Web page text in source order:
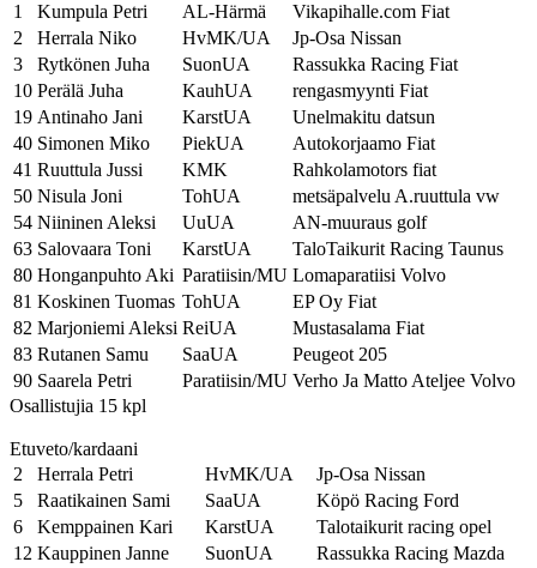
1
Kumpula Petri AL-Härmä
Vikapihalle.com Fiat
2
Herrala Niko HvMK/UA
Jp-Osa Nissan
3
Rytkönen Juha SuonUA
Rassukka Racing Fiat
10 Perälä Juha KauhUA
rengasmyynti Fiat
19 Antinaho Jani KarstUA
Unelmakitu datsun
40 Simonen Miko PiekUA
Autokorjaamo Fiat
41 Ruuttula Jussi KMK
Rahkolamotors fiat
50 Nisula Joni TohUA
metsäpalvelu A.ruuttula vw
54 Niininen Aleksi UuUA
AN-muuraus golf
63 Salovaara Toni KarstUA
TaloTaikurit Racing Taunus
80 Honganpuhto Aki Paratiisin/MU Lomaparatiisi Volvo
81 Koskinen Tuomas TohUA
EP Oy Fiat
82 Marjoniemi Aleksi ReiUA
Mustasalama Fiat
83 Rutanen Samu SaaUA
Peugeot 205
90 Saarela Petri Paratiisin/MU Verho Ja Matto Ateljee Volvo
Osallistujia 15 kpl
Etuveto/kardaani
2
Herrala Petri HvMK/UA
Jp-Osa Nissan
5
Raatikainen Sami SaaUA
Köpö Racing Ford
6
Kemppainen Kari KarstUA
Talotaikurit racing opel
12 Kauppinen Janne SuonUA
Rassukka Racing Mazda